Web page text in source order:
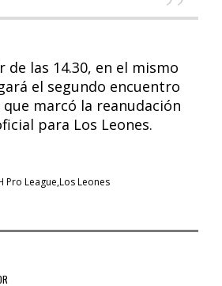
de las 14.30, en el mismo
el segundo encuentro
marcó la reanudación
para Los Leones.
Pro League Los Leones